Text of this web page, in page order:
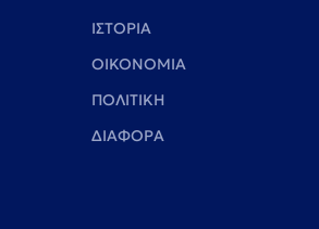
ΙΣΤΟΡΙΑ
ΟΙΚΟΝΟΜΙΑ
ΠΟΛΙΤΙΚΗ
ΔΙΑΦΟΡΑ